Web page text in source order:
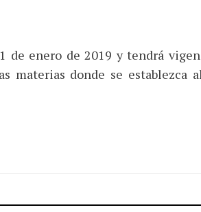
de enero de 2019 y tendrá
materias donde se establezca